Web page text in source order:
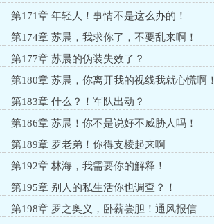
第171章 年轻人！事情不是这么办的！
第174章 苏晨，我求你了，不要乱来啊！
第177章 苏晨的伪装失效了？
第180章 苏晨，你离开我的视线我就心慌啊！
第183章 什么？！军队出动？
第186章 苏晨！你不是说好不威胁人吗！
第189章 罗老弟！你得支棱起来啊
第192章 林海，我需要你的解释！
第195章 别人的私生活你也调查？！
第198章 罗之奥义，卧薪尝胆！通风报信